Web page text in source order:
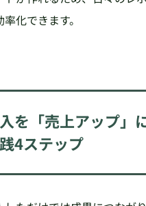
化できます。
を「売上アップ」
4ステップ